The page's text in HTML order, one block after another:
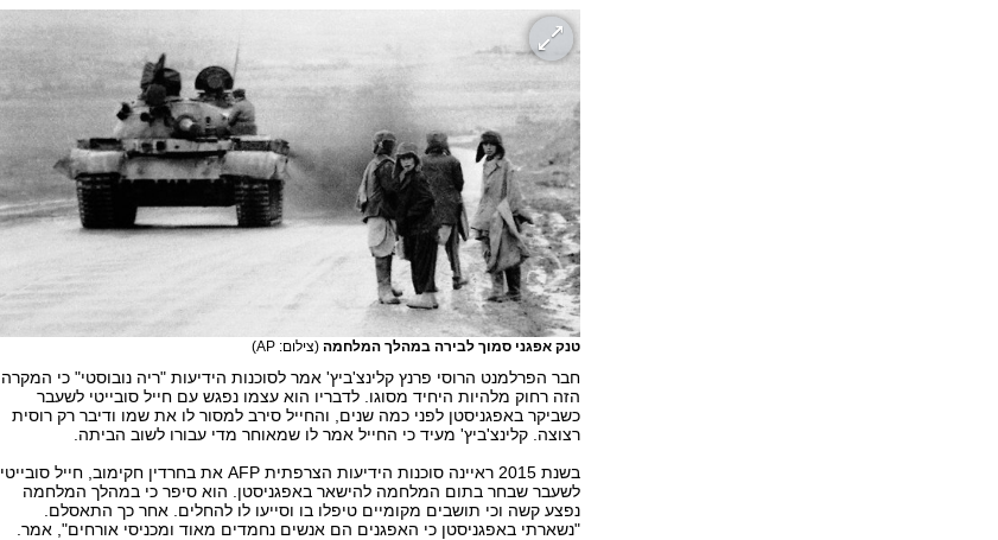
טנק אפגני סמוך לבירה במהלך המלחמה (צילום: AP)
חבר הפרלמנט הרוסי פרנץ קלינצ'ביץ' אמר לסוכנות הידיעות "ריה נובוסטי" כי המקרה
הזה רחוק מלהיות היחיד מסוגו. לדבריו הוא עצמו נפגש עם חייל סובייטי לשעבר
כשביקר באפגניסטן לפני כמה שנים, והחייל סירב למסור לו את שמו ודיבר רק רוסית
רצוצה. קלינצ'ביץ' מעיד כי החייל אמר לו שמאוחר מדי עבורו לשוב הביתה.
בשנת 2015 ראיינה סוכנות הידיעות הצרפתית AFP את בחרדין חקימוב, חייל סובייטי
לשעבר שבחר בתום המלחמה להישאר באפגניסטן. הוא סיפר כי במהלך המלחמה
נפצע קשה וכי תושבים מקומיים טיפלו בו וסייעו לו להחלים. אחר כך התאסלם.
"נשארתי באפגניסטן כי האפגנים הם אנשים נחמדים מאוד ומכניסי אורחים", אמר.